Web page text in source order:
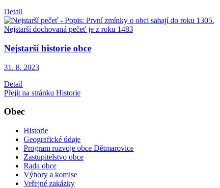
Detail
Nejstarší historie obce
31. 8. 2023
Detail
Přejít na stránku Historie
Obec
Historie
Geografické údaje
Program rozvoje obce Dětmarovice
Zastupitelstvo obce
Rada obce
Výbory a komise
Veřejné zakázky